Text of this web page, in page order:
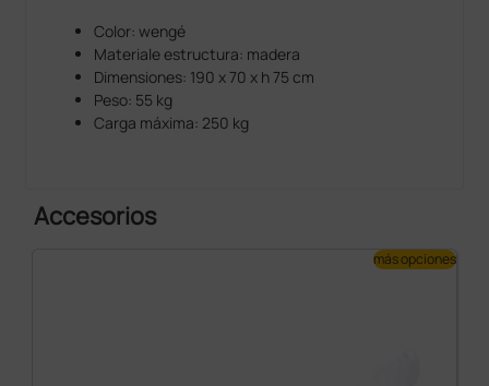
Color: wengé
Materiale estructura: madera
Dimensiones: 190 x 70 x h 75 cm
Peso: 55 kg
Carga máxima: 250 kg
Accesorios
más opciones